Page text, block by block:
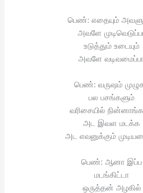
பெண்: எதையும்
அவளே
உடுத்தும் உடையும்
அவளே
பெண்: வருஷம்
பல பசங்களும்
வரிசையில்
அட இவள மடக்க
அட எவனுக்கும்
பெண்: ஆனா இப்ப
மடங்கிட்டா
ஒருத்தன் அழகில்